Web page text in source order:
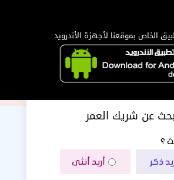
عن شريك العمر
؟
ذكر أريد أنثى
الخاص بموقعنا لأجهزة الأندرويد